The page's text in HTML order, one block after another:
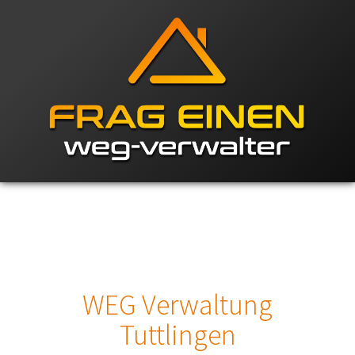
WEG Verwaltung
Tuttlingen